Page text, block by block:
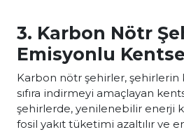
3. Karbon Nötr
Emisyonlu
Karbon nötr şehirler, şehirlerin
sıfıra indirmeyi amaçlayan
şehirlerde, yenilenebilir enerji
fosil yakıt tüketimi azaltılır ve